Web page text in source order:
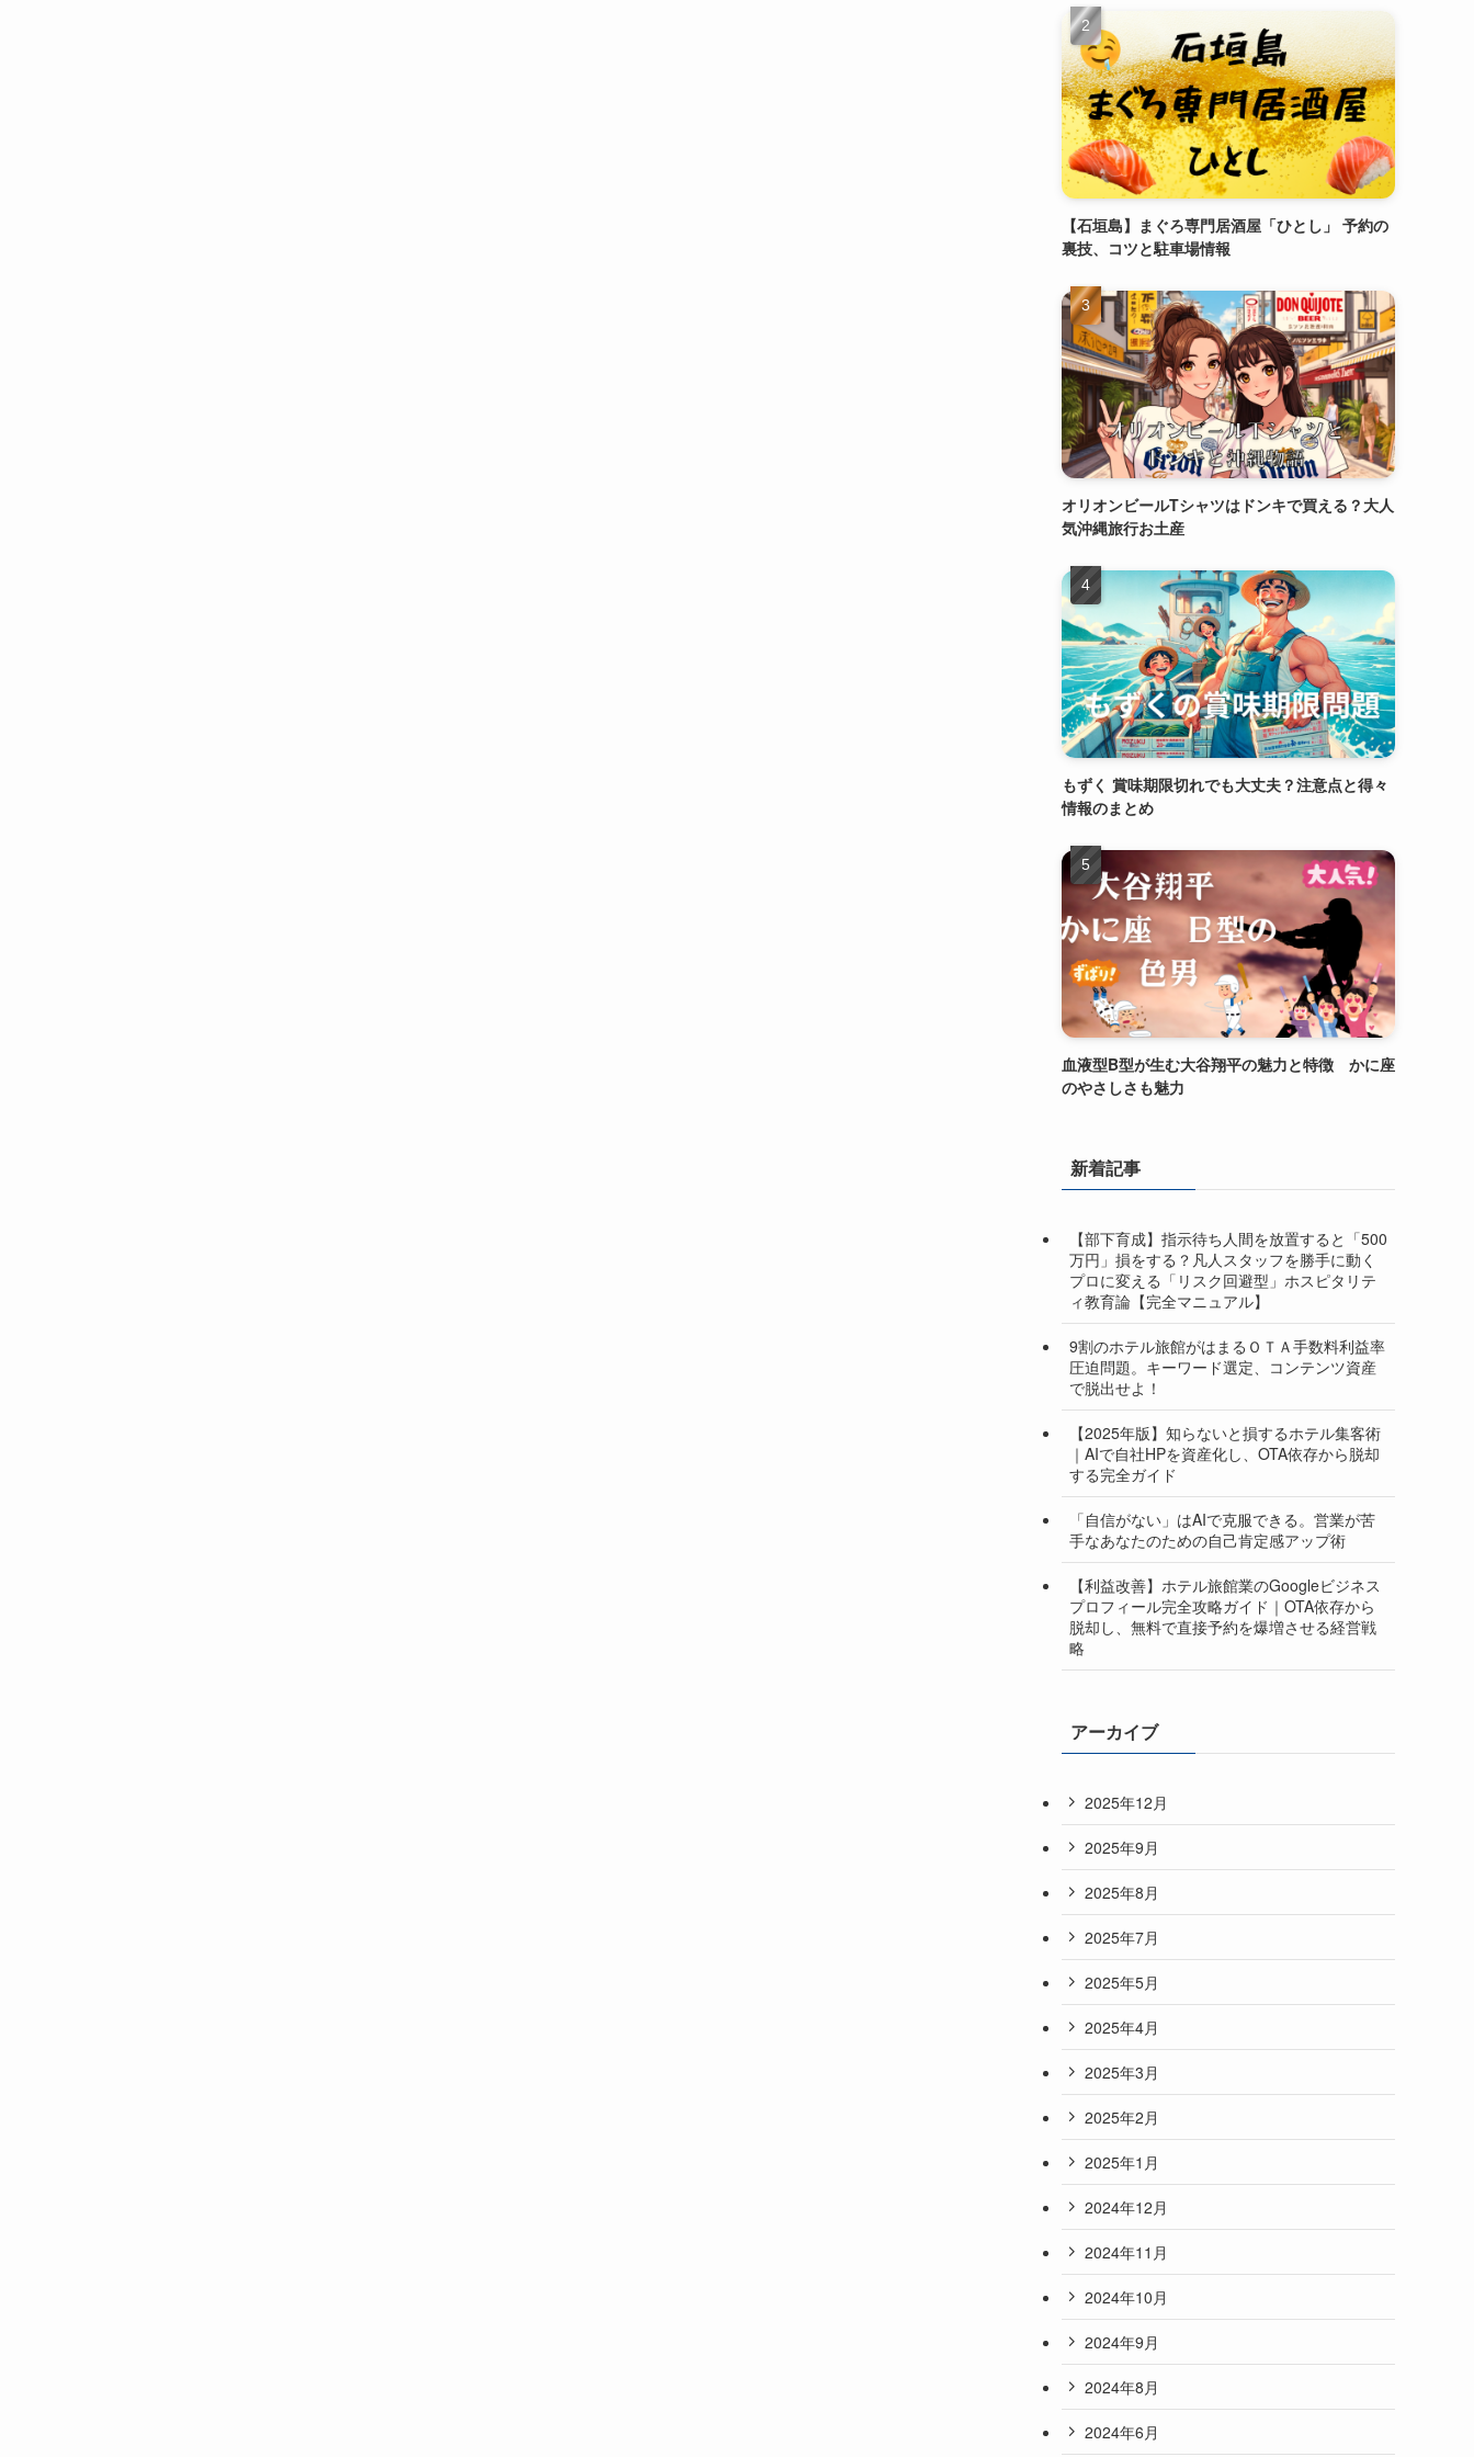
【石垣島】まぐろ専門居酒屋「ひとし」 予約の
裏技、コツと駐車場情報
オリオンビールTシャツはドンキで買える？大人
気沖縄旅行お土産
もずく 賞味期限切れでも大丈夫？注意点と得々
情報のまとめ
血液型B型が生む大谷翔平の魅力と特徴 かに座
のやさしさも魅力
新着記事
【部下育成】指示待ち人間を放置すると「500
万円」損をする？凡人スタッフを勝手に動く
プロに変える「リスク回避型」ホスピタリテ
ィ教育論【完全マニュアル】
9割のホテル旅館がはまるＯＴＡ手数料利益率
圧迫問題。キーワード選定、コンテンツ資産
で脱出せよ！
【2025年版】知らないと損するホテル集客術
｜AIで自社HPを資産化し、OTA依存から脱却
する完全ガイド
「自信がない」はAIで克服できる。営業が苦
手なあなたのための自己肯定感アップ術
【利益改善】ホテル旅館業のGoogleビジネス
プロフィール完全攻略ガイド｜OTA依存から
脱却し、無料で直接予約を爆増させる経営戦
略
アーカイブ
2025年12月
2025年9月
2025年8月
2025年7月
2025年5月
2025年4月
2025年3月
2025年2月
2025年1月
2024年12月
2024年11月
2024年10月
2024年9月
2024年8月
2024年6月